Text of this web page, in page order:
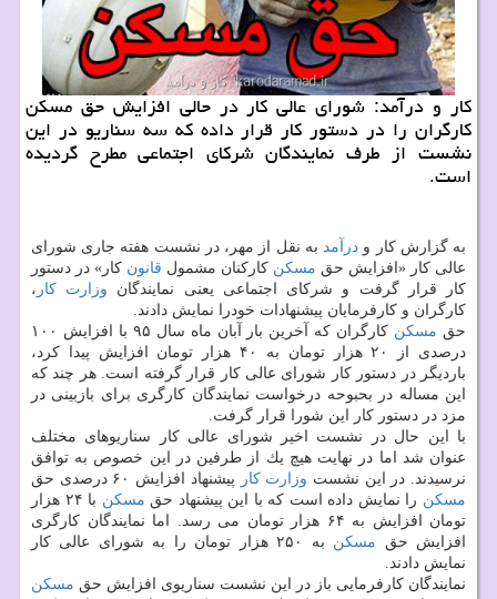
كار و درآمد: شورای عالی كار در حالی افزایش حق مسكن
كارگران را در دستور كار قرار داده كه سه سناریو در این
نشست از طرف نمایندگان شركای اجتماعی مطرح گردیده
است.
به گزارش كار و درآمدبه نقل از مهر، در نشست هفته جاری شورای
عالی كار «افزایش حق مسكن كاركنان مشمول قانون كار» در دستور
كار قرار گرفت و شركای اجتماعی یعنی نمایندگان وزارت كار ،
كارگران و كارفرمایان پیشنهادات خودرا نمایش دادند.
حق مسكن
كارگران كه آخرین بار آبان ماه سال ۹۵ با افزایش ۱۰۰
درصدی از ۲۰ هزار تومان به ۴۰ هزار تومان افزایش پیدا كرد،
باردیگر در دستور كار شورای عالی كار قرار گرفته است. هر چند كه
این مساله در بحبوحه درخواست نمایندگان كارگری برای بازبینی در
مزد در دستور كار این شورا قرار گرفت.
با این حال در نشست اخیر شورای عالی كار سناریوهای مختلف
عنوان شد اما در نهایت هیچ یك از طرفین در این خصوص به توافق
نرسیدند. در این نشست وزارت كار
پیشنهاد افزایش ۶۰ درصدی حق
مسكن را نمایش داده است كه با این پیشنهاد حق مسكن
با ۲۴ هزار
تومان افزایش به ۶۴ هزار تومان می رسد. اما نمایندگان كارگری
افزایش حق مسكن
به ۲۵۰ هزار تومان را به شورای عالی كار
نمایش دادند.
نمایندگان كارفرمایی باز در این نشست سناریوی افزایش حق مسكن